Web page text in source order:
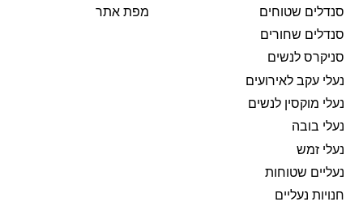
סנדלים שטוחים
סנדלים שחורים
סניקרס לנשים
נעלי עקב לאירועים
נעלי מוקסין לנשים
נעלי בובה
נעלי זמש
נעליים שטוחות
חנויות נעליים
מפת אתר